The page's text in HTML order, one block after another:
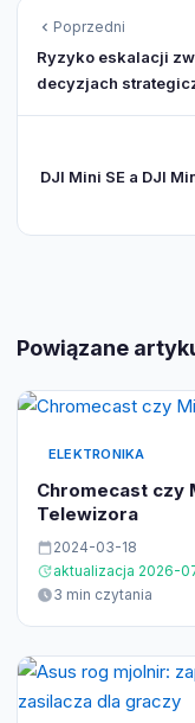
Poprzedni
Ryzyko eskalacji
decyzjach
DJI Mini SE a DJI
Powiązane
ELEKTRONIKA
Chromecast czy
Telewizora
2024-03-18
aktualizacja 2026-
3 min czytania